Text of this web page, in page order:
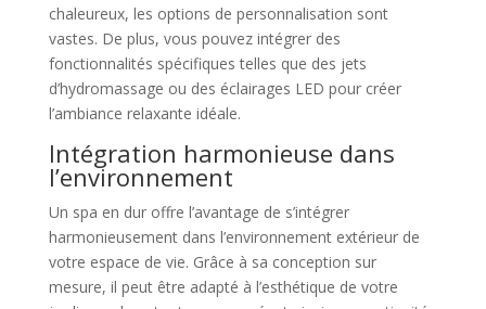
chaleureux, les options de personnalisation sont
vastes. De plus, vous pouvez intégrer des
fonctionnalités spécifiques telles que des jets
d’hydromassage ou des éclairages LED pour créer
l’ambiance relaxante idéale.
Intégration harmonieuse dans
l’environnement
Un spa en dur offre l’avantage de s’intégrer
harmonieusement dans l’environnement extérieur de
votre espace de vie. Grâce à sa conception sur
mesure, il peut être adapté à l’esthétique de votre